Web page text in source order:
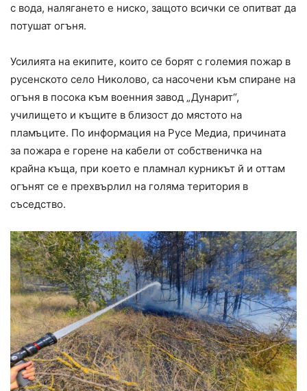
с вода, налягането е ниско, защото всички се опитват да
потушат огъня.
Усилията на екипите, които се борят с големия пожар в
русенското село Николово, са насочени към спиране на
огъня в посока към военния завод „Дунарит“,
училището и къщите в близост до мястото на
пламъците. По информация на Русе Медиа, причината
за пожара е горене на кабели от собственичка на
крайна къща, при което е пламнал курникът й и оттам
огънят се е прехвърлил на голяма територия в
съседство.